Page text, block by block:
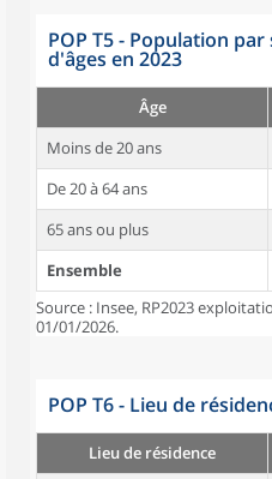
POP T5 - Population
d'âges en 2023
Âge
Moins de 20 ans
De 20 à 64 ans
65 ans ou plus
Ensemble
Source : Insee, RP2023
01/01/2026.
POP T6 - Lieu de
Lieu de résidence